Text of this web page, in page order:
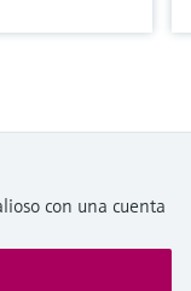
con una cuenta